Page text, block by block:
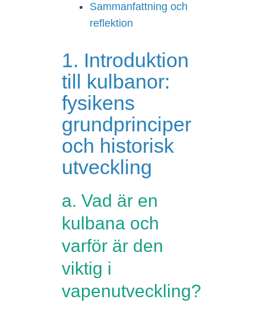
Sammanfattning och
reflektion
1. Introduktion
till kulbanor:
fysikens
grundprinciper
och historisk
utveckling
a. Vad är en
kulbana och
varför är den
viktig i
vapenutveckling?